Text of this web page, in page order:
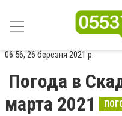
06:56, 26 березня 2021 р.
Погода в
марта 2021